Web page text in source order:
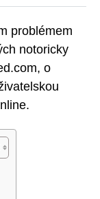
problémem
notoricky
o